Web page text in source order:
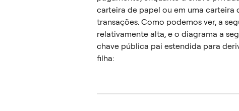
carteira de papel ou em uma carteira
transações. Como podemos ver, a
relativamente alta, e o diagrama a
chave pública pai estendida para
filha: